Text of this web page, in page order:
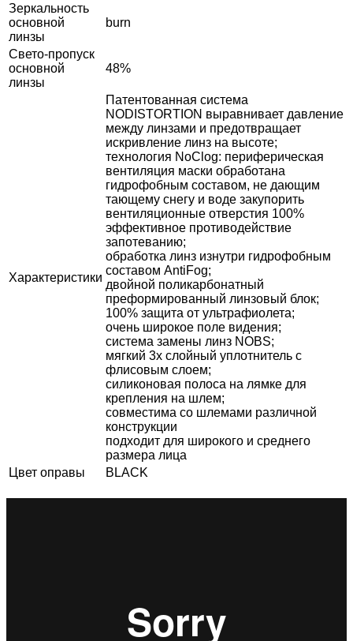
Зеркальность
основной
линзы
burn
Свето-пропуск
основной
линзы
48%
Характеристики
Патентованная система
NODISTORTION выравнивает давление
между линзами и предотвращает
искривление линз на высоте;
технология NoClog: периферическая
вентиляция маски обработана
гидрофобным составом, не дающим
тающему снегу и воде закупорить
вентиляционные отверстия 100%
эффективное противодействие
запотеванию;
обработка линз изнутри гидрофобным
составом AntiFog;
двойной поликарбонатный
преформированный линзовый блок;
100% защита от ультрафиолета;
очень широкое поле видения;
система замены линз NOBS;
мягкий 3х слойный уплотнитель с
флисовым слоем;
силиконовая полоса на лямке для
крепления на шлем;
совместима со шлемами различной
конструкции
подходит для широкого и среднего
размера лица
Цвет оправы
BLACK